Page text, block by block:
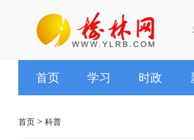
首页 学习 时政
首页 > 科普